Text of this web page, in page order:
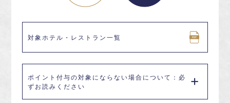
対象ホテル・レストラン一覧
ポイント付与の対象にならない場合について：必
ずお読みください